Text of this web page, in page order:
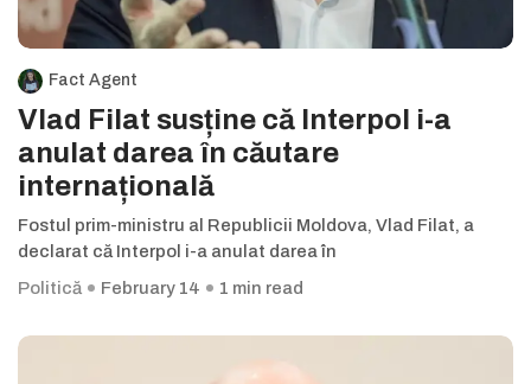
Fact Agent
Vlad Filat susține că Interpol i-a
anulat darea în căutare
internațională
Fostul prim-ministru al Republicii Moldova, Vlad Filat, a
declarat că Interpol i-a anulat darea în
Politică
February 14 1 min read